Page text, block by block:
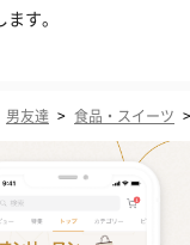
す。
男友達 > 食品・スイーツ